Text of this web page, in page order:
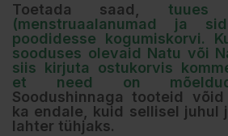
Toetada saad,
tuues
(menstruaalanumad ja
poodidesse kogumiskorvi.
sooduses olevaid Natu või
siis kirjuta ostukorvis
et need on mõeldud
Soodushinnaga tooteid
ka endale, kuid sellisel juhul
lahter tühjaks.